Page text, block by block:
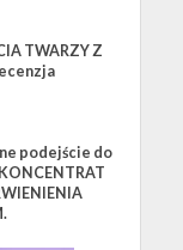
TWARZY Z
podejście do